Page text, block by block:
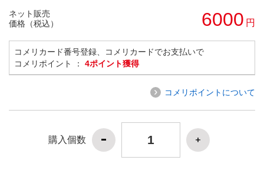
ネット販売
価格（税込）
6000 円
コメリカード番号登録、コメリカードでお支払いで
コメリポイント ： 4ポイント獲得
コメリポイントについて
購入個数